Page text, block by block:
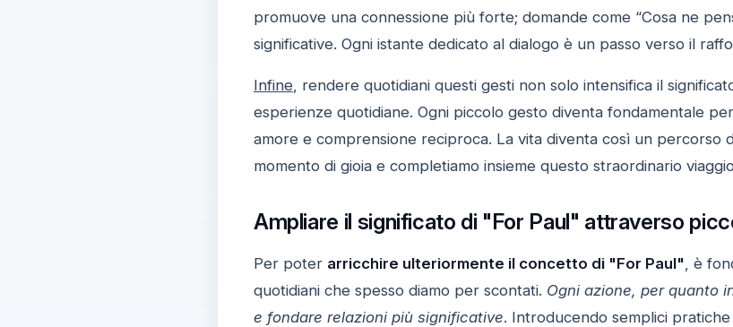
promuove una connessione più forte; domande come “Cosa ne
significative. Ogni istante dedicato al dialogo è un passo verso il
Infine, rendere quotidiani questi gesti non solo intensifica il
esperienze quotidiane. Ogni piccolo gesto diventa fondamentale
amore e comprensione reciproca. La vita diventa così un percorso
momento di gioia e completiamo insieme questo straordinario
Ampliare il significato di "For Paul" attraverso
Per poter arricchire ulteriormente il concetto di "For Paul" , è
quotidiani che spesso diamo per scontati. Ogni azione, per quanto
e fondare relazioni più significative. Introducendo semplici